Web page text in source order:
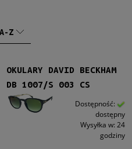
A-Z
OKULARY DAVID BECKHAM
DB 1007/S 003 CS
Dostępność:
dostępny
Wysyłka w: 24
godziny